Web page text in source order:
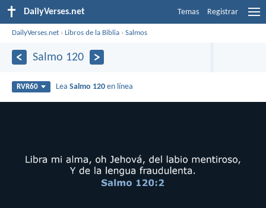
DailyVerses.net Temas Registrar
DailyVerses.net ›Libros de la Biblia ›Salmos
Salmo 120
RVR60 LeaSalmo 120 en línea